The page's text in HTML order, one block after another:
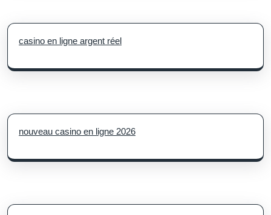
casino en ligne argent réel
nouveau casino en ligne 2026